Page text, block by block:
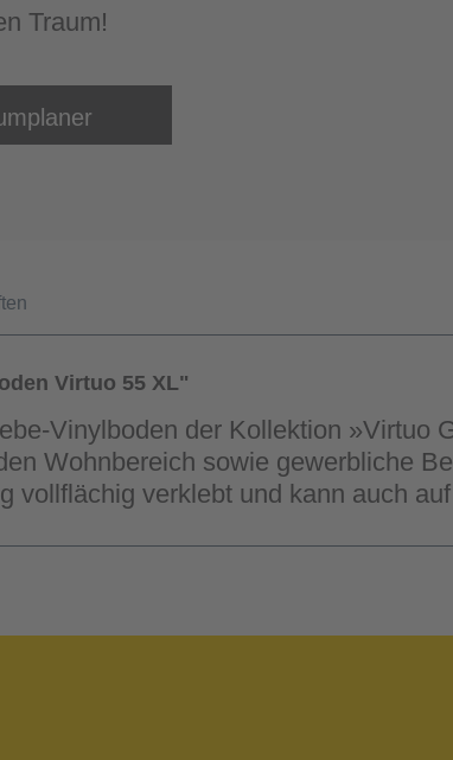
Traum!
Virtuo 55 XL"
Vinylboden der Kollektion »Virtuo
Wohnbereich sowie gewerbliche
vollflächig verklebt und kann auch